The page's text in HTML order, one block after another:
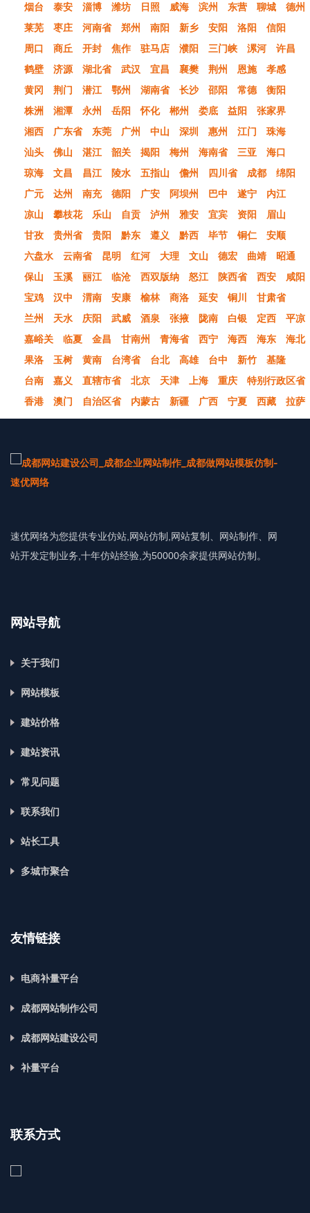
烟台
泰安 淄博 潍坊 日照 威海 滨州 东营 聊城
德州
莱芜
枣庄 河南省 郑州 南阳 新乡 安阳 洛阳
信阳
周口
商丘 开封 焦作 驻马店 濮阳 三门峡 漯河
许昌
鹤壁
济源 湖北省 武汉 宜昌 襄樊 荆州 恩施
孝感
黄冈
荆门 潜江 鄂州 湖南省 长沙 邵阳 常德
衡阳
株洲
湘潭 永州 岳阳 怀化 郴州 娄底 益阳
张家界
湘西
广东省 东莞 广州 中山 深圳 惠州 江门
珠海
汕头
佛山 湛江 韶关 揭阳 梅州 海南省 三亚
海口
琼海
文昌 昌江 陵水 五指山 儋州 四川省 成都
绵阳
广元
达州 南充 德阳 广安 阿坝州 巴中 遂宁
内江
凉山
攀枝花 乐山 自贡 泸州 雅安 宜宾 资阳
眉山
甘孜
贵州省 贵阳 黔东 遵义 黔西 毕节 铜仁
安顺
六盘水
云南省 昆明 红河 大理 文山 德宏 曲靖
昭通
保山
玉溪 丽江 临沧 西双版纳 怒江 陕西省 西安
咸阳
宝鸡
汉中 渭南 安康 榆林 商洛 延安 铜川
甘肃省
兰州
天水 庆阳 武威 酒泉 张掖 陇南 白银 定西
平凉
嘉峪关
临夏 金昌 甘南州 青海省 西宁 海西 海东
海北
果洛
玉树 黄南 台湾省 台北 高雄 台中 新竹
基隆
台南
嘉义 直辖市省 北京 天津 上海 重庆
特别行政区省
香港
澳门 自治区省 内蒙古 新疆 广西 宁夏 西藏 拉萨
速优网络为您提供专业仿站,网站仿制,网站复制、网站制作、网
站开发定制业务,十年仿站经验,为50000余家提供网站仿制。
网站导航
关于我们
网站模板
建站价格
建站资讯
常见问题
联系我们
站长工具
多城市聚合
友情链接
电商补量平台
成都网站制作公司
成都网站建设公司
补量平台
联系方式